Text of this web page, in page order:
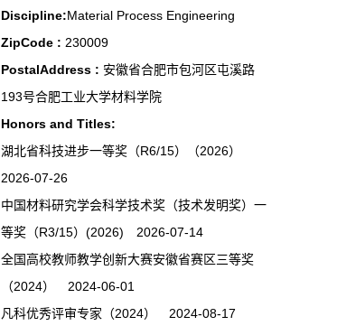
Discipline:Material Process Engineering
ZipCode : 230009
PostalAddress : 安徽省合肥市包河区屯溪路
193号合肥工业大学材料学院
Honors and Titles:
湖北省科技进步一等奖（R6/15）（2026）
2026-07-26
中国材料研究学会科学技术奖（技术发明奖）一
等奖（R3/15）(2026) 2026-07-14
全国高校教师教学创新大赛安徽省赛区三等奖
（2024） 2024-06-01
凡科优秀评审专家（2024） 2024-08-17